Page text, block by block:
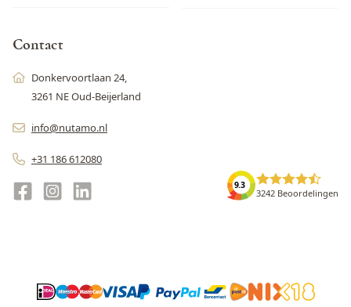
Contact
Donkervoortlaan 24,
3261 NE Oud-Beijerland
info@nutamo.nl
+31 186 612080
9.3
3242 Beoordelingen